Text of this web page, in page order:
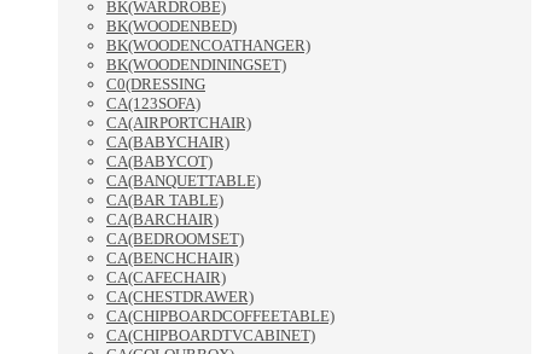
BK(WARDROBE)
BK(WOODENBED)
BK(WOODENCOATHANGER)
BK(WOODENDININGSET)
C0(DRESSING
CA(123SOFA)
CA(AIRPORTCHAIR)
CA(BABYCHAIR)
CA(BABYCOT)
CA(BANQUETTABLE)
CA(BAR TABLE)
CA(BARCHAIR)
CA(BEDROOMSET)
CA(BENCHCHAIR)
CA(CAFECHAIR)
CA(CHESTDRAWER)
CA(CHIPBOARDCOFFEETABLE)
CA(CHIPBOARDTVCABINET)